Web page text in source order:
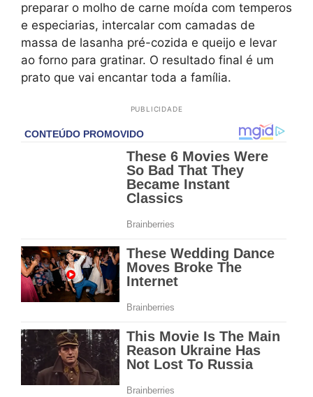
preparar o molho de carne moída com temperos
e especiarias, intercalar com camadas de
massa de lasanha pré-cozida e queijo e levar
ao forno para gratinar. O resultado final é um
prato que vai encantar toda a família.
PUBLICIDADE